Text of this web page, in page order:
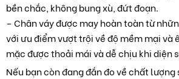
bền chắc, không bung xù, đứt đoạn.
– Chân váy được may hoàn toàn từ
với ưu điểm vượt trội về độ mềm mại và
mặc được thoải mái và dễ chịu khi diện
Nếu bạn còn đang đắn đo về chất